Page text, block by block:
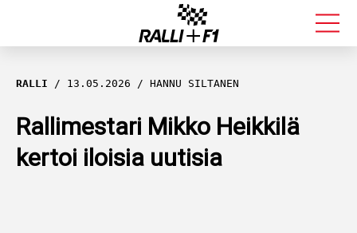
FORMULA 1
RALLI
KALLE ROVANPERÄ
RALLI 13.05.2026 HANNU SILTANEN
Rallimestari Mikko Heikkilä
kertoi iloisia uutisia